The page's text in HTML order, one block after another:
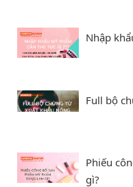
Nhập
Full bộ
Phiếu
gì?